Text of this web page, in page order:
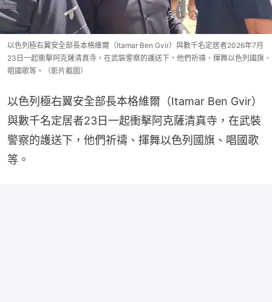
以色列極右翼安全部長本格維爾（Itamar Ben Gvir）與數千名定居者2026年7月
23日一起衝擊阿克薩清真寺，在武裝警察的護送下，他們祈禱、揮舞以色列國旗、
唱國歌等。（影片截圖）
以色列極右翼安全部長本格維爾（Itamar Ben Gvir）
與數千名定居者23日一起衝擊阿克薩清真寺，在武裝
警察的護送下，他們祈禱、揮舞以色列國旗、唱國歌
等。